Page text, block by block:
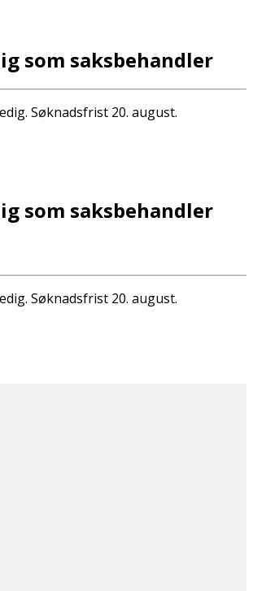
som saksbehandler
Søknadsfrist 20. august.
som saksbehandler
Søknadsfrist 20. august.